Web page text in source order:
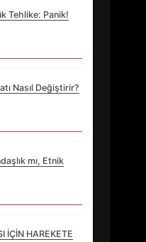
Tehlike: Panik!
Nasıl Değiştirir?
mı, Etnik
İÇİN HAREKETE
ATAMA:
NE